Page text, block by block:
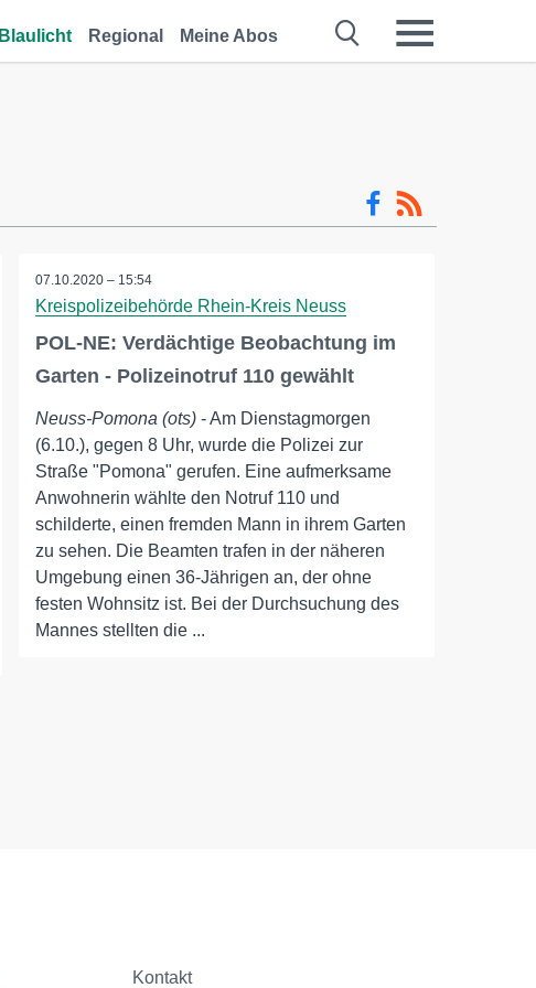
Blaulicht Regional Meine Abos
07.10.2020 – 15:54
Kreispolizeibehörde Rhein-Kreis Neuss
POL-NE: Verdächtige Beobachtung im
Garten - Polizeinotruf 110 gewählt
Neuss-Pomona (ots) - Am Dienstagmorgen
(6.10.), gegen 8 Uhr, wurde die Polizei zur
Straße "Pomona" gerufen. Eine aufmerksame
Anwohnerin wählte den Notruf 110 und
schilderte, einen fremden Mann in ihrem Garten
zu sehen. Die Beamten trafen in der näheren
Umgebung einen 36-Jährigen an, der ohne
festen Wohnsitz ist. Bei der Durchsuchung des
Mannes stellten die ...
Kontakt